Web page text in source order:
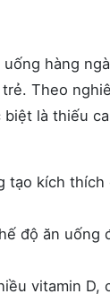
hàng
Theo
là thiếu
tạo kích
độ ăn uống
vitamin D,